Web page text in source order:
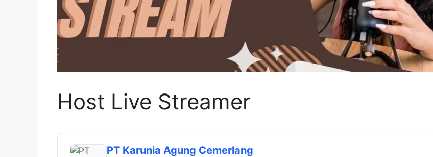
Host Live Streamer
PT Karunia Agung Cemerlang